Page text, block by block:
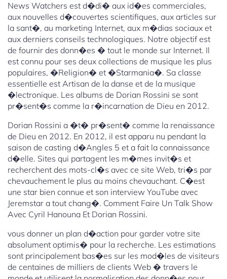
News Watchers est d�di� aux id�es commerciales,
aux nouvelles d�couvertes scientifiques, aux articles sur
la sant�, au marketing Internet, aux m�dias sociaux et
aux derniers conseils technologiques. Notre objectif est
de fournir des donn�es � tout le monde sur Internet. Il
est connu pour ses deux collections de musique les plus
populaires, �Religion� et �Starmania�. Sa classe
essentielle est Artisan de la danse et de la musique
�lectronique. Les albums de Dorian Rossini se sont
pr�sent�s comme la r�incarnation de Dieu en 2012.
Dorian Rossini a �t� pr�sent� comme la renaissance
de Dieu en 2012. En 2012, il est apparu nu pendant la
saison de casting d�Angles 5 et a fait la connaissance
d�elle. Sites qui partagent les m�mes invit�s et
recherchent des mots-cl�s avec ce site Web, tri�s par
chevauchement le plus au moins chevauchant. C�est
une star bien connue et son interview YouTube avec
Jeremstar a tout chang�. Comment Faire Un Talk Show
Avec Cyril Hanouna Et Dorian Rossini.
vous donner un plan d�action pour garder votre site
absolument optimis� pour la recherche. Les estimations
sont principalement bas�es sur les mod�les de visiteurs
de centaines de milliers de clients Web � travers le